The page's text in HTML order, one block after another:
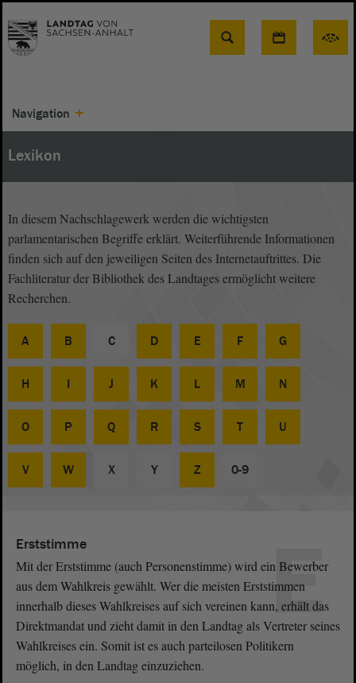
Suche
Navigation
Lexikon
In diesem Nachschlagewerk werden die wichtigsten
parlamentarischen Begriffe erklärt. Weiterführende Informationen
finden sich auf den jeweiligen Seiten des Internetauftrittes. Die
Fachliteratur der Bibliothek des Landtages ermöglicht weitere
Recherchen.
A B C D E F G
H I J K L M N
O P Q R S T U
V W X Y Z 0-9
E
Erststimme
Mit der Erststimme (auch Personenstimme) wird ein Bewerber
aus dem Wahlkreis gewählt. Wer die meisten Erststimmen
innerhalb dieses Wahlkreises auf sich vereinen kann, erhält das
Direktmandat und zieht damit in den Landtag als Vertreter seines
Wahlkreises ein. Somit ist es auch parteilosen Politikern
möglich, in den Landtag einzuziehen.